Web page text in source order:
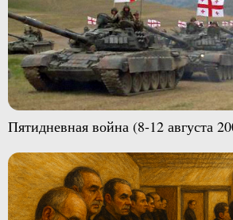
Пятидневная война (8-12 августа